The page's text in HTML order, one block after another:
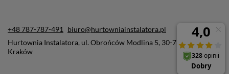
+48 787-787-491 biuro@hurtowniainstalatora.pl
Hurtownia Instalatora, ul. Obrońców Modlina 5, 30-733
Kraków